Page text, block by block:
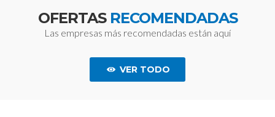
OFERTAS RECOMENDADAS
Las empresas más recomendadas están aquí
VER TODO